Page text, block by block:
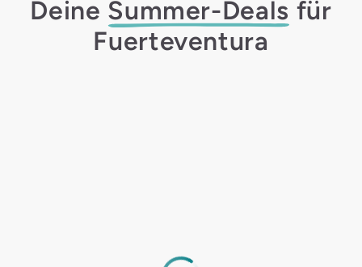
Deine Summer-Deals für
Fuerteventura